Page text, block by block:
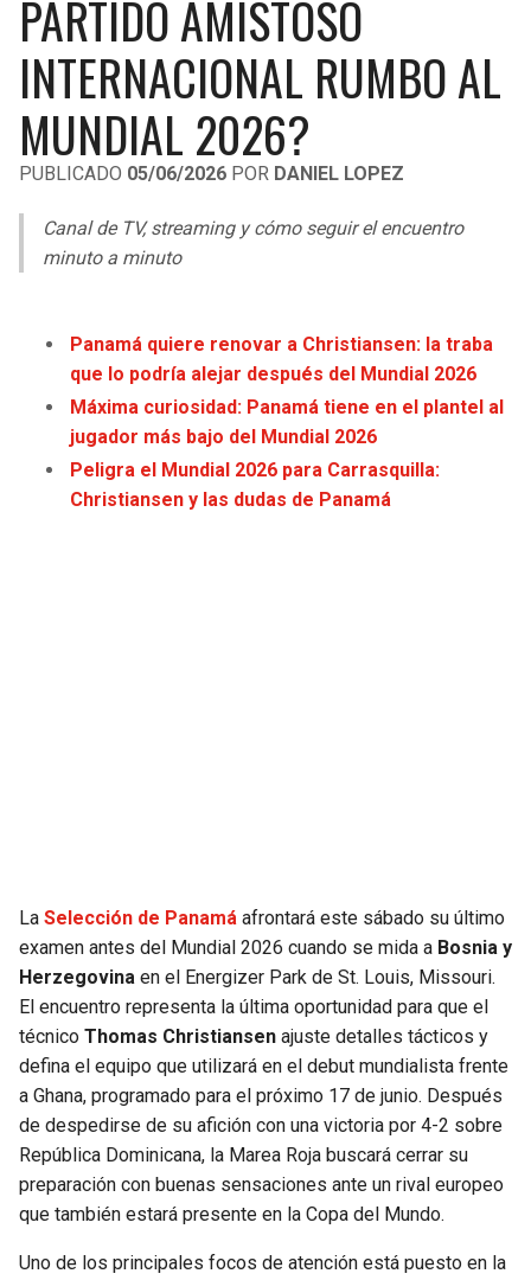
LIGA DE EXPANSIÓN MX
LEAGUES CUP
UEFA EUROPA LEAGUE
UEFA CONFERENCE LEAGUE
MLS
COPA LIBERTADORES
COPA SUDAMERICANA
OTRAS LIGAS
RAIDERS
CHARGERS
RAVENS
STEELERS
TEXANS
COLTS
CARDINALS
RAMS
49ERS
SEAHAWKS
CAVALIERS
PISTONS
PACERS
HORNETS
HEAT
MAGIC
MAVERICKS
ROCKETS
GRIZZLIES
PELICANS
PARTIDO AMISTOSO
INTERNACIONAL RUMBO AL
MUNDIAL 2026?
PUBLICADO 05/06/2026 POR DANIEL LOPEZ
Canal de TV, streaming y cómo seguir el encuentro
minuto a minuto
Panamá quiere renovar a Christiansen: la traba
que lo podría alejar después del Mundial 2026
Máxima curiosidad: Panamá tiene en el plantel al
jugador más bajo del Mundial 2026
Peligra el Mundial 2026 para Carrasquilla:
Christiansen y las dudas de Panamá
La Selección de Panamá afrontará este sábado su último
examen antes del Mundial 2026 cuando se mida a Bosnia y
Herzegovina en el Energizer Park de St. Louis, Missouri.
El encuentro representa la última oportunidad para que el
técnico Thomas Christiansen ajuste detalles tácticos y
defina el equipo que utilizará en el debut mundialista frente
a Ghana, programado para el próximo 17 de junio. Después
de despedirse de su afición con una victoria por 4-2 sobre
República Dominicana, la Marea Roja buscará cerrar su
preparación con buenas sensaciones ante un rival europeo
que también estará presente en la Copa del Mundo.
Uno de los principales focos de atención está puesto en la